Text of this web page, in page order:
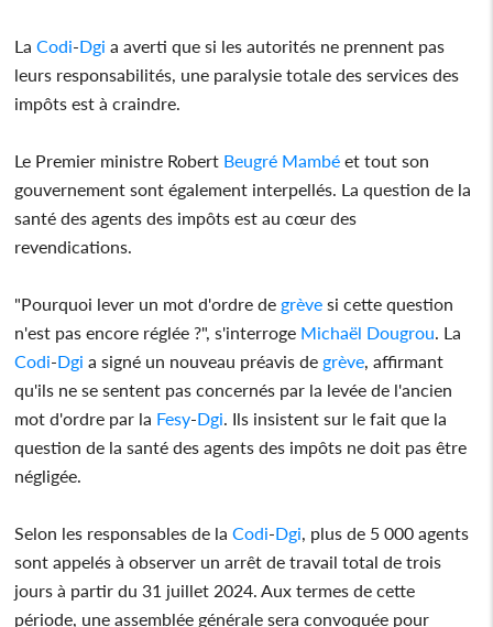
LaCodi-Dgi a averti que si les autorités ne prennent pas
leurs responsabilités, une paralysie totale des services des
impôts est à craindre.
Le Premier ministre Robert Beugré Mambé et tout son
gouvernement sont également interpellés. La question de la
santé des agents des impôts est au cœur des
revendications.
"Pourquoi lever un mot d'ordre de grève si cette question
n'est pas encore réglée ?", s'interroge Michaël Dougrou . La
Codi-Dgi a signé un nouveau préavis de grève , affirmant
qu'ils ne se sentent pas concernés par la levée de l'ancien
mot d'ordre par la Fesy-Dgi . Ils insistent sur le fait que la
question de la santé des agents des impôts ne doit pas être
négligée.
Selon les responsables de laCodi-Dgi , plus de 5 000 agents
sont appelés à observer un arrêt de travail total de trois
jours à partir du 31 juillet 2024. Aux termes de cette
période, une assemblée générale sera convoquée pour